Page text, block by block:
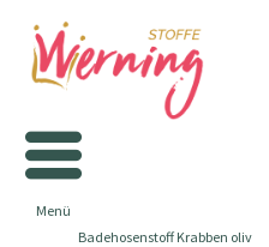
Menü
Badehosenstoff Krabben oliv